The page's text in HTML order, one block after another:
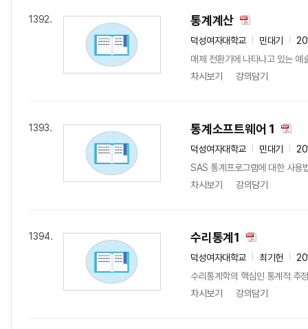
1392. 통계계산
덕성여자대학교 민대기
매체 전환기에 나타나고 있는
차시보기
강의담기
1393. 통계소프트웨어 1
덕성여자대학교 민대기
SAS 통계프로그램에 대한 사용
차시보기
강의담기
1394. 수리통계1
덕성여자대학교 최기헌
수리통계학의 핵심인 통계적 추
차시보기
강의담기